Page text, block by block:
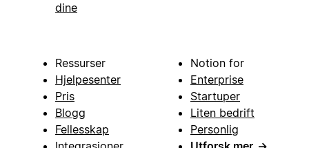
dine
Ressurser
Hjelpesenter
Pris
Blogg
Fellesskap
Notion for
Enterprise
Startuper
Liten bedrift
Personlig